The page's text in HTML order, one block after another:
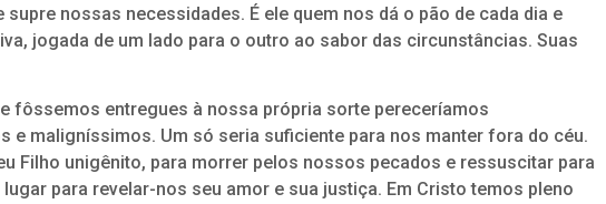
nossas necessidades. É ele quem nos dá o pão de cada dia e
jogada de um lado para o outro ao sabor das circunstâncias. Suas
fôssemos entregues à nossa própria sorte pereceríamos
e maligníssimos. Um só seria suficiente para nos manter fora do céu.
Filho unigênito, para morrer pelos nossos pecados e ressuscitar para
para revelar-nos seu amor e sua justiça. Em Cristo temos pleno